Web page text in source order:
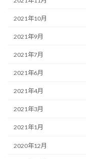
2021年10月
2021年9月
2021年7月
2021年6月
2021年4月
2021年3月
2021年1月
2020年12月